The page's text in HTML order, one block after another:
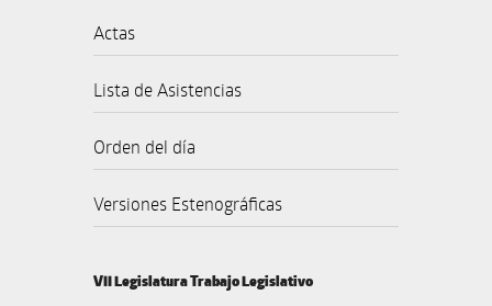
Actas
Lista de Asistencias
Orden del día
Versiones Estenográficas
VII Legislatura Trabajo Legislativo